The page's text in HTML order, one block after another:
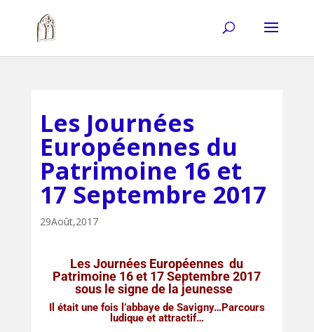
Les Journées
Européennes du
Patrimoine 16 et
17 Septembre 2017
29Août,2017
Les Journées Européennes du
Patrimoine 16 et 17 Septembre 2017
sous le signe de la jeunesse
Il était une fois l’abbaye de Savigny…Parcours
ludique et attractif…